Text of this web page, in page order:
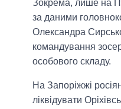
Зокрема, лише на
за даними
Олександра
командування
особового складу.
На Запоріжжі
ліквідувати